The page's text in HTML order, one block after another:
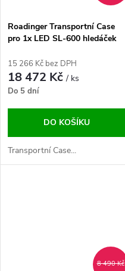
Roadinger Transportní Case
pro 1x LED SL-600 hledáček
15 266 Kč bez DPH
18 472 Kč/ ks
Do 5 dní
DO KOŠÍKU
Transportní Case...
8 490 Kč